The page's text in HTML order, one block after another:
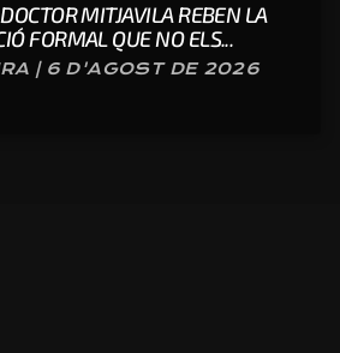
MITJAVILA REBEN LA
FORMAL QUE NO ELS...
| 6 D'AGOST DE 2026